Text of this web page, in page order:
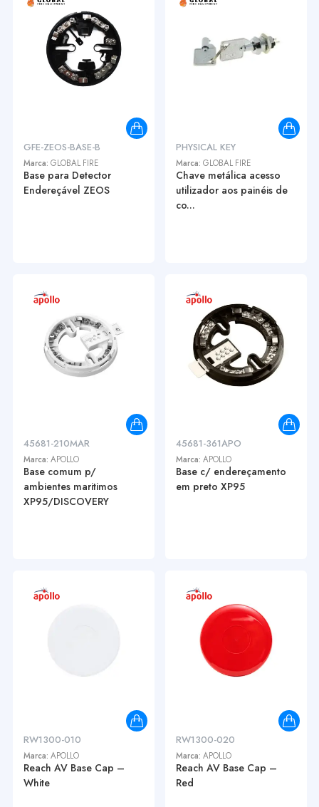
GFE-ZEOS-BASE-B
Marca: GLOBAL FIRE
Base para Detector
Endereçável ZEOS
PHYSICAL KEY
Marca: GLOBAL FIRE
Chave metálica acesso
utilizador aos painéis de
co...
45681-210MAR
Marca: APOLLO
Base comum p/
ambientes maritimos
XP95/DISCOVERY
45681-361APO
Marca: APOLLO
Base c/ endereçamento
em preto XP95
RW1300-010
Marca: APOLLO
Reach AV Base Cap –
White
RW1300-020
Marca: APOLLO
Reach AV Base Cap –
Red